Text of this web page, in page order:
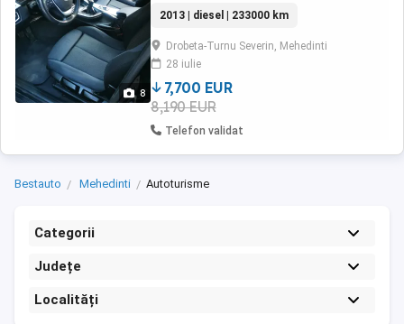
8
hedap ul display, senzori ploaie, lumini,
senzori parcare față spate cu afișare pe
display, navigație prin satelit actualizata la zi,
haion electric și multe altele dotări. ...
2013 | diesel | 233000 km
Drobeta-Turnu Severin, Mehedinti
28 iulie
7,700 EUR
8,190 EUR
Telefon validat
Bestauto Mehedinti Autoturisme
Categorii
Județe
Localități